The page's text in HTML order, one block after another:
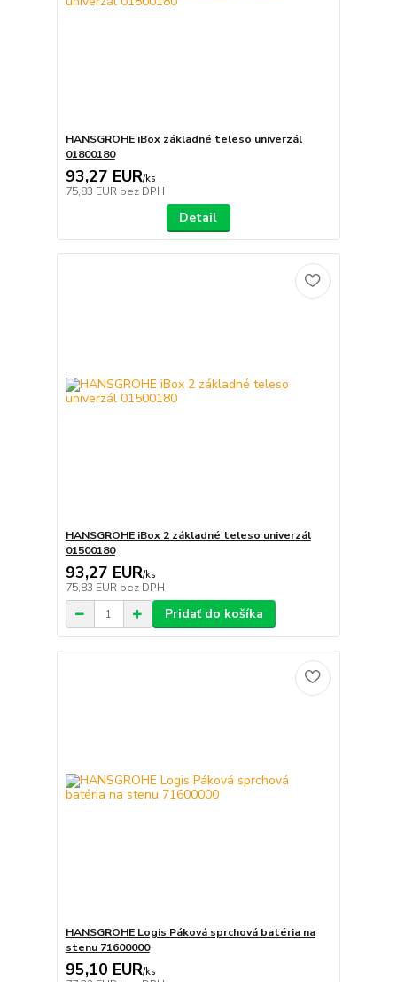
HANSGROHE iBox základné teleso univerzál
01800180
93,27 EUR/ks
75,83 EUR bez DPH
Detail
HANSGROHE iBox 2 základné teleso univerzál
01500180
93,27 EUR/ks
75,83 EUR bez DPH
Pridať do košíka
HANSGROHE Logis Páková sprchová batéria na
stenu 71600000
95,10 EUR/ks